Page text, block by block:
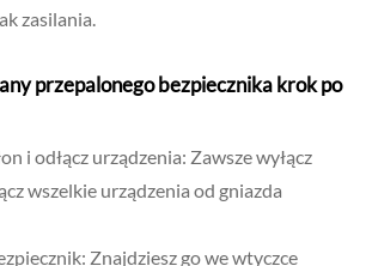
zasilania.
przepalonego bezpiecznika krok po
i odłącz urządzenia: Zawsze wyłącz
wszelkie urządzenia od gniazda
Znajdziesz go we wtyczce